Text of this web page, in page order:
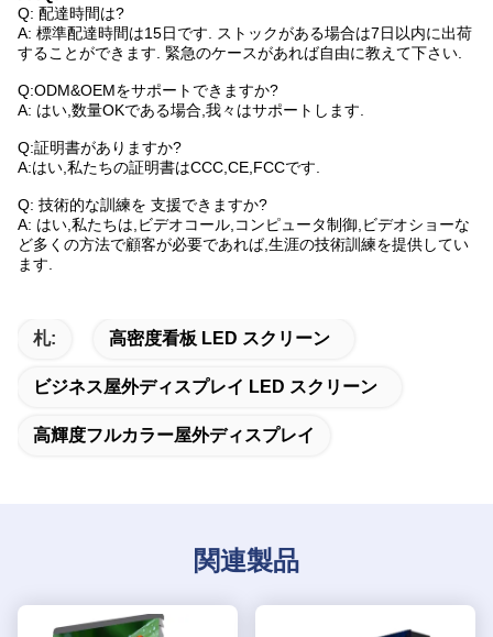
Q: 配達時間は?
A: 標準配達時間は15日です. ストックがある場合は7日以内に出荷
することができます. 緊急のケースがあれば自由に教えて下さい.
Q:ODM&OEMをサポートできますか?
A: はい,数量OKである場合,我々はサポートします.
Q:証明書がありますか?
A:はい,私たちの証明書はCCC,CE,FCCです.
Q: 技術的な訓練を 支援できますか?
A: はい,私たちは,ビデオコール,コンピュータ制御,ビデオショーな
ど多くの方法で顧客が必要であれば,生涯の技術訓練を提供してい
ます.
札: 高密度看板 LED スクリーン
ビジネス屋外ディスプレイ LED スクリーン
高輝度フルカラー屋外ディスプレイ
関連製品